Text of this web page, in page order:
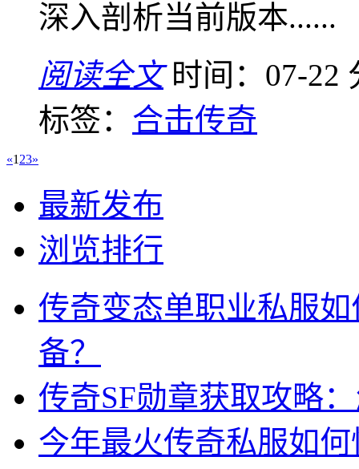
深入剖析当前版本......
阅读全文 时间：07-22
标签： 合击传奇
«1 23»
最新发布
浏览排行
传奇变态单职业私服
备？
传奇SF勋章获取攻略
今年最火传奇私服如